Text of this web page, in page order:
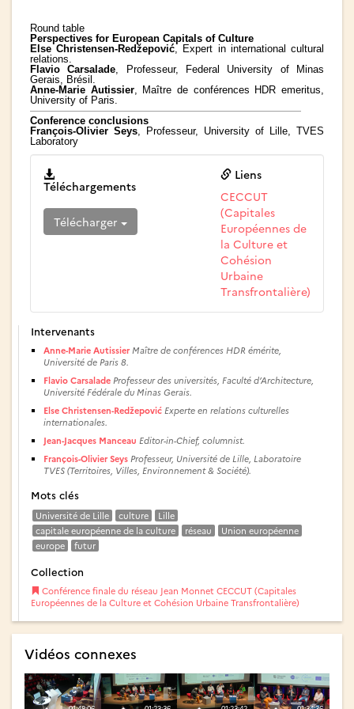
Round table
Perspectives for European Capitals of Culture
Else Christensen-Redžepović, Expert in international cultural
relations.
Flavio Carsalade, Professeur, Federal University of Minas
Gerais, Brésil.
Anne-Marie Autissier, Maître de conférences HDR emeritus,
University of Paris.
Conference conclusions
François-Olivier Seys, Professeur, University of Lille, TVES
Laboratory
Téléchargements
Télécharger
Liens
CECCUT
(Capitales
Européennes de
la Culture et
Cohésion
Urbaine
Transfrontalière)
Intervenants
Anne-Marie Autissier Maître de conférences HDR émérite,
Université de Paris 8.
Flavio Carsalade Professeur des universités, Faculté d’Architecture,
Université Fédérale du Minas Gerais.
Else Christensen-Redžepović Experte en relations culturelles
internationales.
Jean-Jacques Manceau Editor-in-Chief, columnist.
François-Olivier Seys Professeur, Université de Lille, Laboratoire
TVES (Territoires, Villes, Environnement & Société).
Mots clés
Université de Lille culture
Lille
capitale européenne de la culture
réseau
Union européenne
europe
futur
Collection
Conférence finale du réseau Jean Monnet CECCUT (Capitales
Européennes de la Culture et Cohésion Urbaine Transfrontalière)
Vidéos connexes